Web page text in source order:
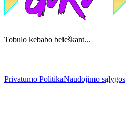
Tobulo kebabo beieškant...
Privatumo PolitikaNaudojimo sąlygos